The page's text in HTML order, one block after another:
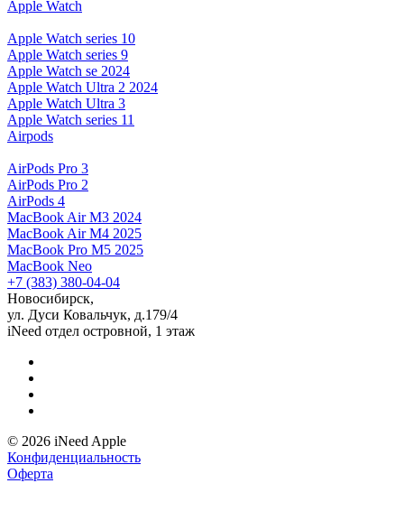
Apple Watch
Apple Watch series 10
Apple Watch series 9
Apple Watch se 2024
Apple Watch Ultra 2 2024
Apple Watch Ultra 3
Apple Watch series 11
Airpods
AirPods Pro 3
AirPods Pro 2
AirPods 4
MacBook Air M3 2024
MacBook Air M4 2025
MacBook Pro M5 2025
MacBook Neo
+7 (383) 380-04-04
Новосибирск,
ул. Дуси Ковальчук, д.179/4
iNeed отдел островной, 1 этаж
© 2026 iNeed Apple
Конфиденциальность
Оферта